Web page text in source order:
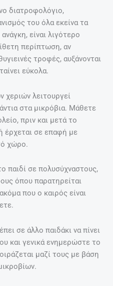
διατροφολόγιο,
του όλα εκείνα τα
είναι λιγότερο
περίπτωση, αν
τροφές, αυξάνονται
εύκολα.
χεριών λειτουργεί
στα μικρόβια. Μάθετε
πριν και μετά το
έρχεται σε επαφή με
χώρο.
παιδί σε πολυσύχναστους,
όπου παρατηρείται
που ο καιρός είναι
σε άλλο παιδάκι να πίνει
και γενικά ενημερώστε το
μαζί τους με βάση